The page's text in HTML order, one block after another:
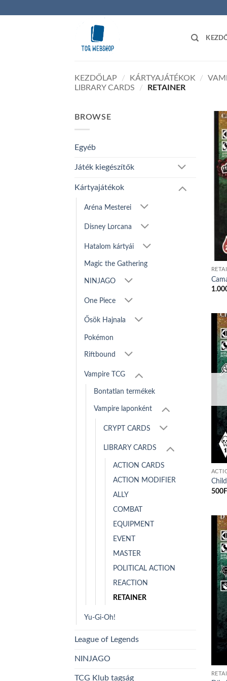
KEZDŐLAP / KÁRTYAJÁTÉKOK /
LIBRARY CARDS
/ RETAINER
BROWSE
Egyéb
Játék kiegészítők
Kártyajátékok
Aréna Mesterei
Disney Lorcana
Hatalom kártyái
Magic the Gathering
NINJAGO
One Piece
Ősök Hajnala
Pokémon
Riftbound
Vampire TCG
Bontatlan termékek
Vampire laponként
CRYPT CARDS
LIBRARY CARDS
ACTION CARDS
ACTION MODIFIER
ALLY
COMBAT
EQUIPMENT
EVENT
MASTER
POLITICAL ACTION
REACTION
RETAINER
Yu-Gi-Oh!
League of Legends
NINJAGO
TCG Klub tagság
500